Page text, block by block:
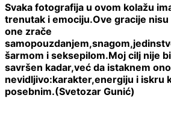
Svaka fotografija u ovom kolažu
trenutak i emociju.Ove gracije
one zrače
šarmom i seksepilom.Moj cilj nije
savršen kadar,već da istaknem ono
nevidljivo:karakter,energiju i iskru
posebnim.(Svetozar Gunić)